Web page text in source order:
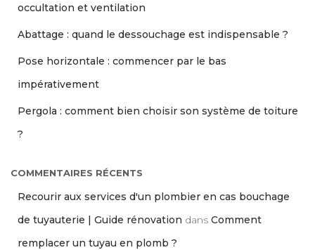
occultation et ventilation
Abattage : quand le dessouchage est indispensable ?
Pose horizontale : commencer par le bas
impérativement
Pergola : comment bien choisir son système de toiture
?
COMMENTAIRES RÉCENTS
Recourir aux services d'un plombier en cas bouchage
de tuyauterie | Guide rénovation dans Comment
remplacer un tuyau en plomb ?